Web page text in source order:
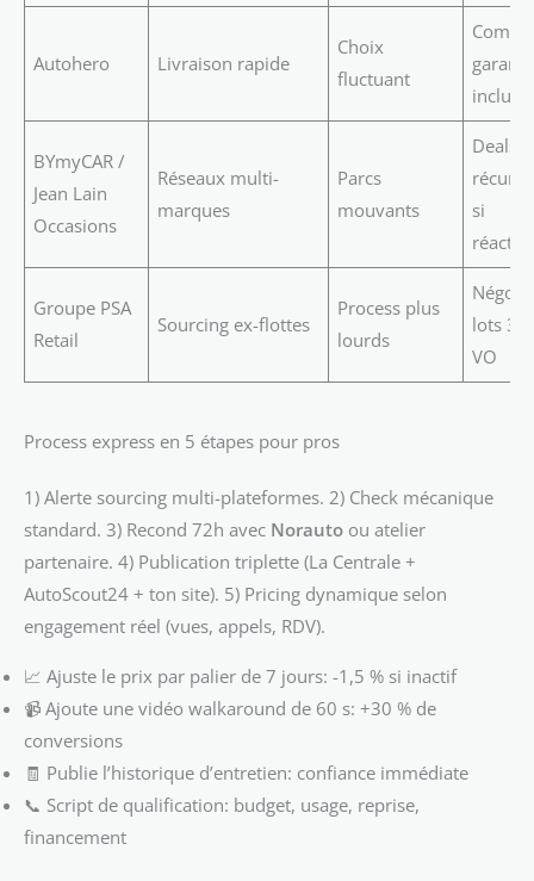
Autohero Livraison rapide
Choix
fluctuant
BYmyCAR /
Jean Lain
Occasions
Réseaux multi-
marques
Parcs
mouvants
Deals
si
Groupe PSA
Retail
Sourcing ex-flottes
Process plus
lourds
lots
VO
Process express en 5 étapes pour pros
1) Alerte sourcing multi-plateformes. 2) Check mécanique
standard. 3) Recond 72h avec Norauto ou atelier
partenaire. 4) Publication triplette (La Centrale +
AutoScout24 + ton site). 5) Pricing dynamique selon
engagement réel (vues, appels, RDV).
📈 Ajuste le prix par palier de 7 jours: -1,5 % si inactif
📹 Ajoute une vidéo walkaround de 60 s: +30 % de
conversions
🧾 Publie l’historique d’entretien: confiance immédiate
📞 Script de qualification: budget, usage, reprise,
financement